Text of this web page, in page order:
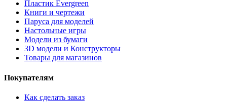
Пластик Evergreen
Книги и чертежи
Паруса для моделей
Настольные игры
Модели из бумаги
3D модели и Конструкторы
Товары для магазинов
Покупателям
Как сделать заказ